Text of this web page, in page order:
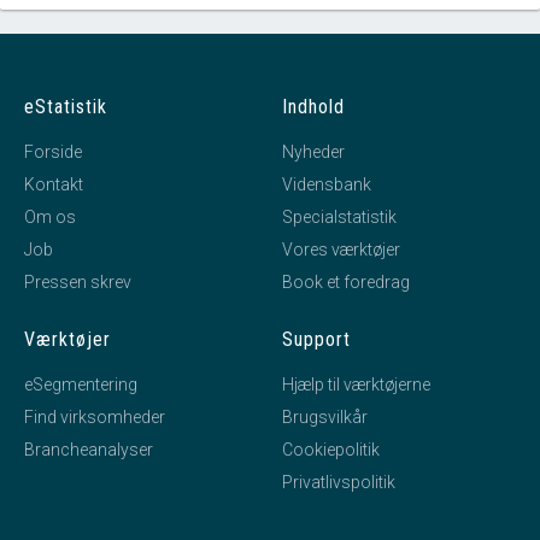
eStatistik
Forside
Kontakt
Om os
Job
Pressen skrev
Indhold
Nyheder
Vidensbank
Specialstatistik
Vores værktøjer
Book et foredrag
Værktøjer
eSegmentering
Find virksomheder
Brancheanalyser
Support
Hjælp til værktøjerne
Brugsvilkår
Cookiepolitik
Privatlivspolitik